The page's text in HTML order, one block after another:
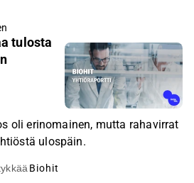
tulosta
oli erinomainen, mutta rahavirrat
ulospäin.
Biohit